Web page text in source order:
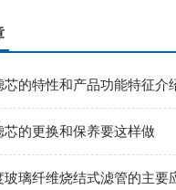
芯的特性和产品功能特征介
芯的更换和保养要这样做
玻璃纤维烧结式滤管的主要